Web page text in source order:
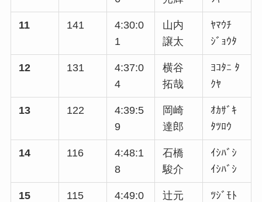
11 141
4:30:0
1
山内
譲太
ﾔﾏｳﾁ
ｼﾞｮｳﾀ
12 131
4:37:0
4
横谷
拓哉
ﾖｺﾀﾆ ﾀ
ｸﾔ
13 122
4:39:5
9
岡崎
達郎
ｵｶｻﾞｷ
ﾀﾂﾛｳ
14 116
4:48:1
8
石橋
駿介
ｲｼﾊﾞｼ
ｲｼﾊﾞｼ
15 115
4:49:0
辻元
ﾂｼﾞﾓﾄ